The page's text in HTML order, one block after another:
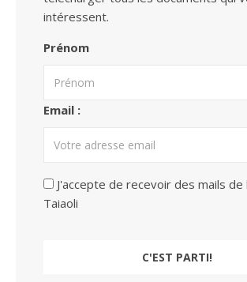
intéressent.
Prénom
Email :
J'accepte de recevoir des mails
Taiaoli